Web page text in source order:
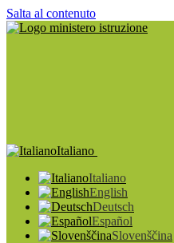
Salta al contenuto
Italiano
Italiano
English
Deutsch
Español
Slovenščina